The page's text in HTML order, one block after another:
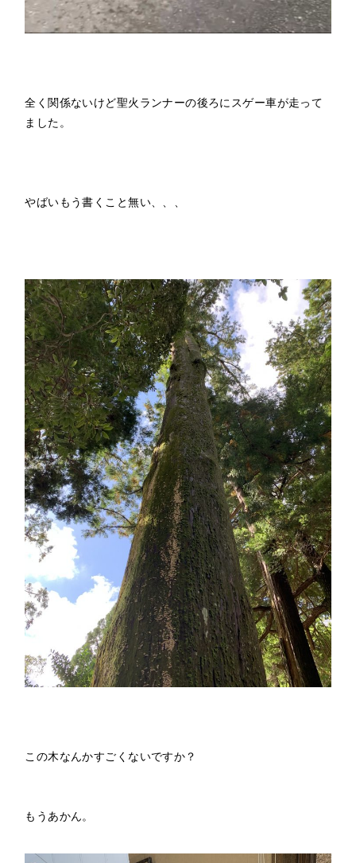
全く関係ないけど聖火ランナーの後ろにスゲー車が走って
ました。
やばいもう書くこと無い、、、
この木なんかすごくないですか？
もうあかん。